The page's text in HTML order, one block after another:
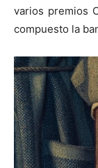
varios premios
compuesto la